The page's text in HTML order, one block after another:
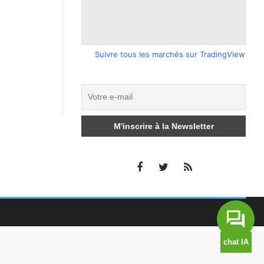
Suivre tous les marchés sur TradingView